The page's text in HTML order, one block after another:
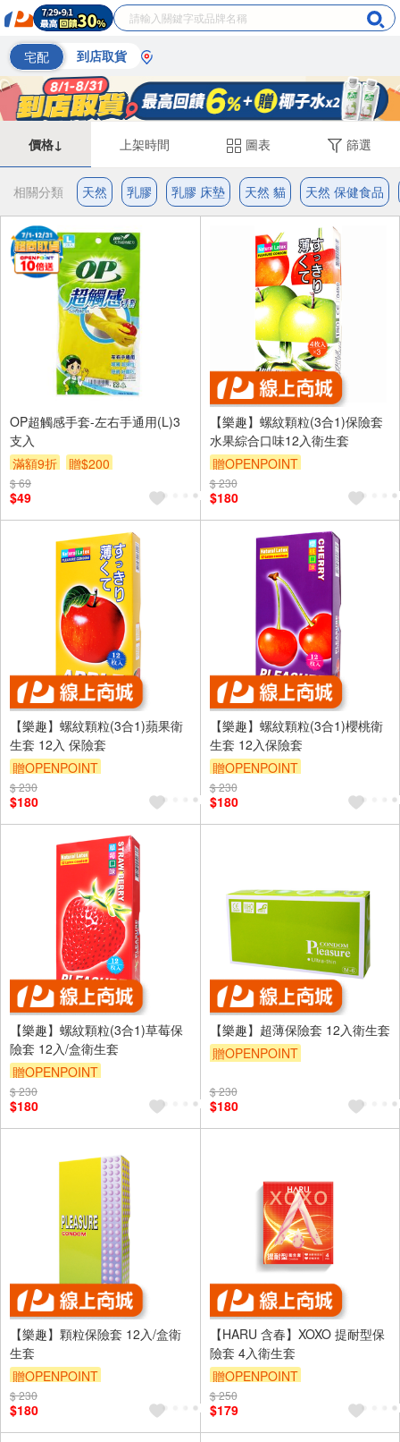
宅配 到店取貨
價格↓ 上架時間 圖表 篩選
相關分類 天然 乳膠 乳膠 床墊 天然 貓 天然 保健食品
OP超觸感手套-左右手通用(L)3
支入
滿額9折
贈$200
$ 69
$49
【樂趣】螺紋顆粒(3合1)保險套
水果綜合口味12入衛生套
贈OPENPOINT
$ 230
$180
【樂趣】螺紋顆粒(3合1)蘋果衛
生套 12入 保險套
贈OPENPOINT
$ 230
$180
【樂趣】螺紋顆粒(3合1)櫻桃衛
生套 12入保險套
贈OPENPOINT
$ 230
$180
【樂趣】螺紋顆粒(3合1)草莓保
險套 12入/盒衛生套
贈OPENPOINT
$ 230
$180
【樂趣】超薄保險套 12入衛生套
贈OPENPOINT
$ 230
$180
【樂趣】顆粒保險套 12入/盒衛
生套
贈OPENPOINT
$ 230
$180
【HARU 含春】XOXO 提耐型保
險套 4入衛生套
贈OPENPOINT
$ 250
$179